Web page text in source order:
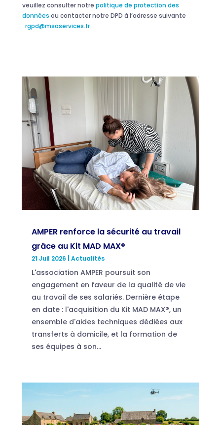
veuillez consulter notre politique de protection des
données ou contacter notre DPD à l’adresse suivante
: rgpd@msaservices.fr
AMPER renforce la sécurité au travail
grâce au Kit MAD MAX®
21 Juil 2026 Actualités
L'association AMPER poursuit son
engagement en faveur de la qualité de vie
au travail de ses salariés. Dernière étape
en date : l'acquisition du Kit MAD MAX®, un
ensemble d'aides techniques dédiées aux
transferts à domicile, et la formation de
ses équipes à son...